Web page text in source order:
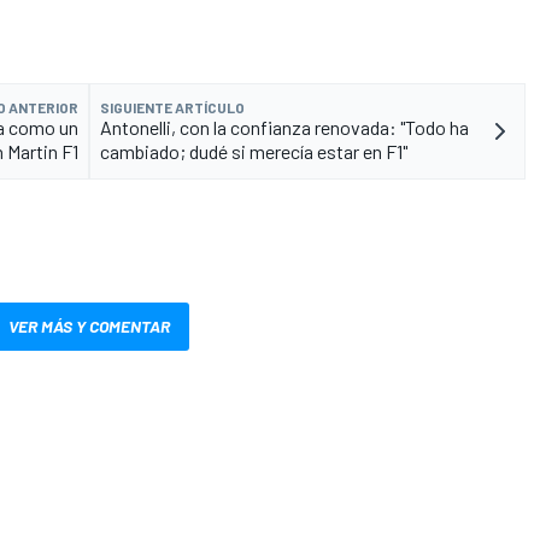
ANTERIOR
como un
F1
SIGUIENTE ARTÍCULO
Antonelli, con la confianza renovada: "Todo ha
cambiado; dudé si merecía estar en F1"
VER MÁS Y COMENTAR